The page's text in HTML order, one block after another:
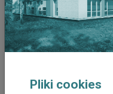
minut dziennie na
Zadbaj o właściwą
Pamiętaj, że
obcasie!
Pliki cookies